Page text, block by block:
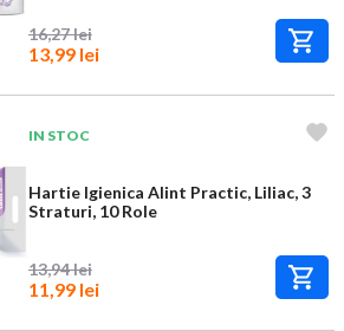
16,27 lei
13,99 lei
IN STOC
Hartie Igienica Alint Practic, Liliac, 3
Straturi, 10 Role
13,94 lei
11,99 lei